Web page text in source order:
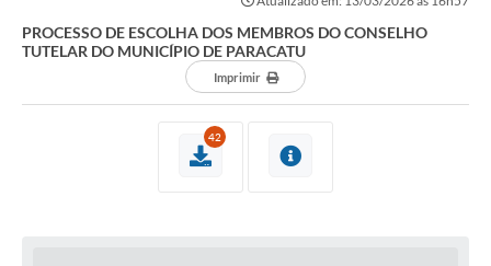
PROCESSO DE ESCOLHA DOS MEMBROS DO CONSELHO
TUTELAR DO MUNICÍPIO DE PARACATU
Imprimir
42